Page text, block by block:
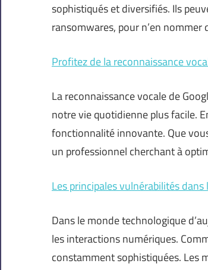
sophistiqués et diversifiés. Ils
ransomwares, pour n’en
Profitez de la reconnaissance
La reconnaissance vocale de
notre vie quotidienne plus facile.
fonctionnalité innovante. Que
un professionnel cherchant à
Les principales vulnérabilités
Dans le monde technologique
les interactions numériques.
constamment sophistiquées. Les